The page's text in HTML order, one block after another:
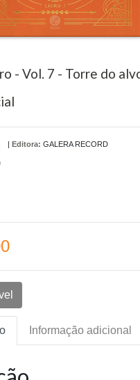
- Vol. 7 - Torre do
| Editora: GALERA RECORD
Informação adicional